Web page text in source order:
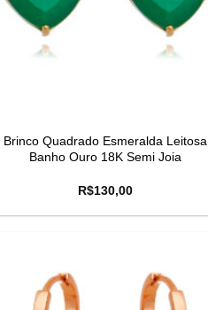
Brinco Quadrado Esmeralda Leitosa
Banho Ouro 18K Semi Joia
R$130,00